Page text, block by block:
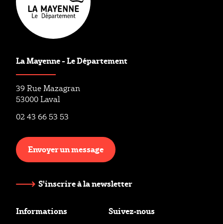
La Mayenne - Le Département
39 Rue Mazagran
53000 Laval
02 43 66 53 53
Envoyer un message
S'inscrire à la newsletter
Informations Suivez-nous